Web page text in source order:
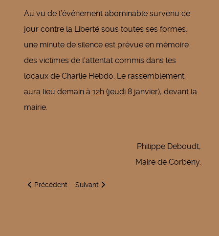
Au vu de l’événement abominable survenu ce
jour contre la Liberté sous toutes ses formes,
une minute de silence est prévue en mémoire
des victimes de l'attentat commis dans les
locaux de Charlie Hebdo. Le rassemblement
aura lieu demain à 12h (jeudi 8 janvier), devant la
mairie.
Philippe Deboudt,
Maire de Corbény.
Article précédent : Loto
Précédent Article suivant : Réveillon du nouvel an 2015
Suivant